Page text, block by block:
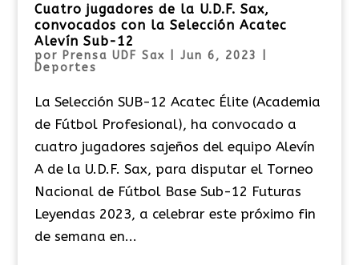
Cuatro jugadores de la U.D.F. Sax,
convocados con la Selección Acatec
Alevín Sub-12
por Prensa UDF Sax Jun 6, 2023
Deportes
La Selección SUB-12 Acatec Élite (Academia
de Fútbol Profesional), ha convocado a
cuatro jugadores sajeños del equipo Alevín
A de la U.D.F. Sax, para disputar el Torneo
Nacional de Fútbol Base Sub-12 Futuras
Leyendas 2023, a celebrar este próximo fin
de semana en...